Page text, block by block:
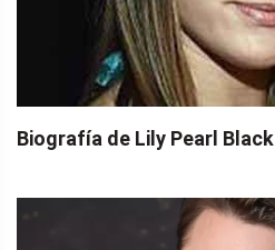
Biografía de Lily Pearl Black